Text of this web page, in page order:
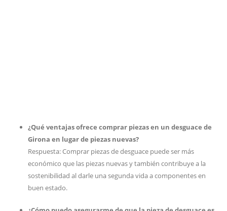
¿Qué ventajas ofrece comprar piezas en un desguace de
Girona en lugar de piezas nuevas?
Respuesta: Comprar piezas de desguace puede ser más
económico que las piezas nuevas y también contribuye a la
sostenibilidad al darle una segunda vida a componentes en
buen estado.